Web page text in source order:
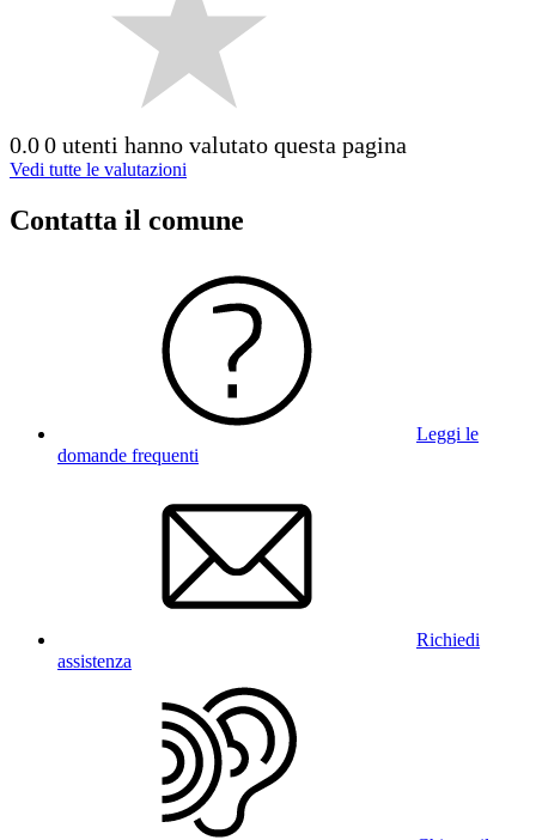
0.00 utenti hanno valutato questa pagina
Vedi tutte le valutazioni
Contatta il comune
Leggi le
domande frequenti
Richiedi
assistenza